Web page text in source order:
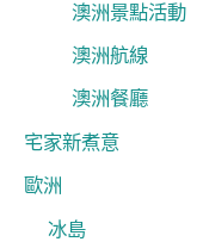
澳洲景點活動
澳洲航線
澳洲餐廳
宅家新煮意
歐洲
冰島